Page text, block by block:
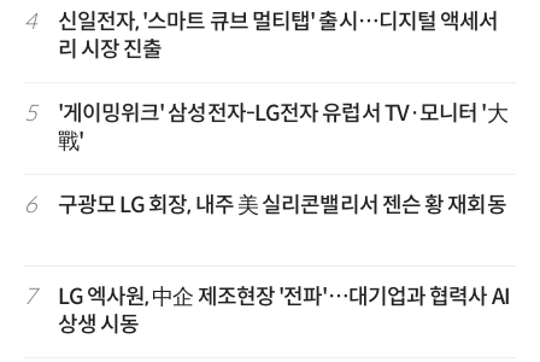
4
신일전자, '스마트 큐브 멀티탭' 출시…디지털 액세서
리 시장 진출
5
'게이밍위크' 삼성전자-LG전자 유럽서 TV·모니터 '大
戰'
6 구광모 LG 회장, 내주 美 실리콘밸리서 젠슨 황 재회동
7
LG 엑사원, 中企 제조현장 '전파'…대기업과 협력사 AI
상생 시동